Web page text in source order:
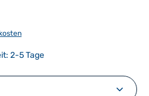
2-5 Tage
gewünschten Wert ein